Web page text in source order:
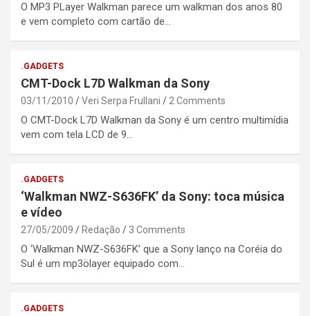
O MP3 PLayer Walkman parece um walkman dos anos 80
e vem completo com cartão de…
.GADGETS
CMT-Dock L7D Walkman da Sony
03/11/2010 Veri Serpa Frullani 2 Comments
O CMT-Dock L7D Walkman da Sony é um centro multimídia
vem com tela LCD de 9…
.GADGETS
‘Walkman NWZ-S636FK’ da Sony: toca música
e vídeo
27/05/2009 Redação 3 Comments
O ‘Walkman NWZ-S636FK’ que a Sony lanço na Coréia do
Sul é um mp3ölayer equipado com…
.GADGETS